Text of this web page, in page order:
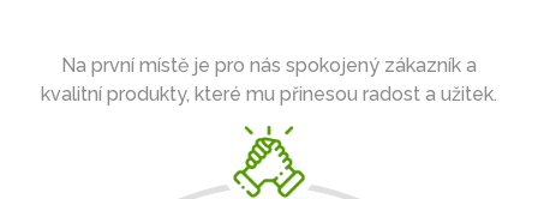
Na první místě je pro nás spokojený zákazník a
kvalitní produkty, které mu přinesou radost a užitek.